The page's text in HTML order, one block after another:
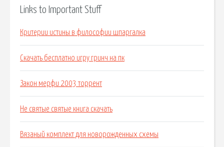
Links to Important Stuff
Критерии истины в философии шпаргалка
Скачать бесплатно игру гринч на пк
Закон мерфи 2003 торрент
Не святые святые книга скачать
Вязаный комплект для новорожденных схемы